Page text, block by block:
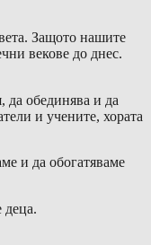
Защото нашите
векове до днес.
да обединява и да
и учените, хората
и да обогатяваме
деца.